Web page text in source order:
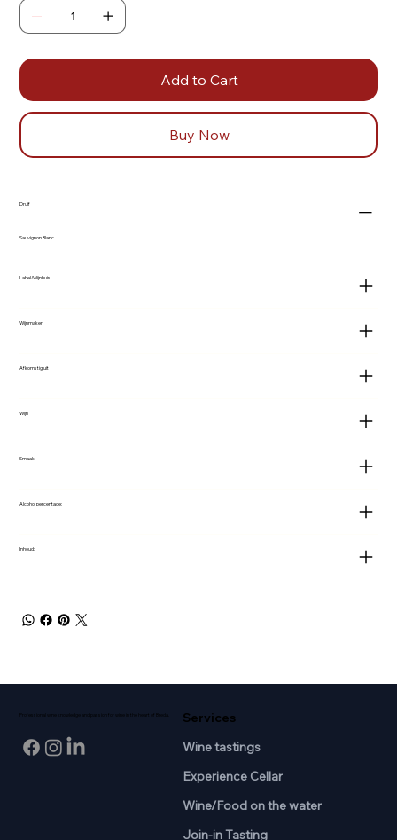
Add to Cart
Buy Now
Druif
Sauvignon Blanc
Label/Wijnhuis
Wijnmaker
Afkomstig uit
Wijn
Smaak
Alcohol percentage:
Inhoud:
Professional wine knowledge and passion for wine in the heart of Breda. Services
Wine tastings
Experience Cellar
Wine/Food on the water
Join-in Tasting